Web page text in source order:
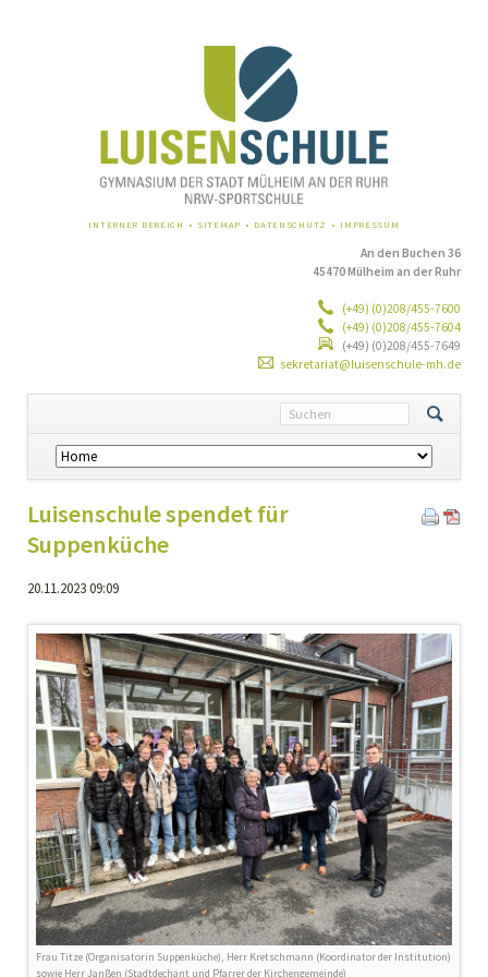
NAVIGATION
INTERNER BEREICH SITEMAP DATENSCHUTZ IMPRESSUM
An den Buchen 36
45470 Mülheim an der Ruhr
(+49) (0)208/455-7600
(+49) (0)208/455-7604
(+49) (0)208/455-7649
sekretariat@luisenschule-mh.de
Navigation
überspringen
Luisenschule spendet für
Suppenküche
20.11.2023 09:09
Frau Titze (Organisatorin Suppenküche), Herr Kretschmann (Koordinator der Institution)
sowie Herr Janßen (Stadtdechant und Pfarrer der Kirchengemeinde)